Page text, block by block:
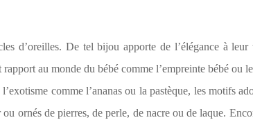
d’oreilles. De tel bijou apporte de l’élégance à leur
au monde du bébé comme l’empreinte bébé ou
comme l’ananas ou la pastèque, les motifs
ornés de pierres, de perle, de nacre ou de laque.